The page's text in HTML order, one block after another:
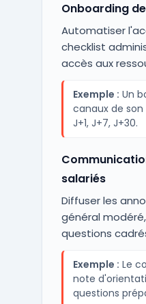
Onboarding
Automatiser
checklist
accès aux
Exemple : Un
canaux de
J+1, J+7, J+30.
salariés
Diffuser les
général
questions
Exemple : Le
note
questions